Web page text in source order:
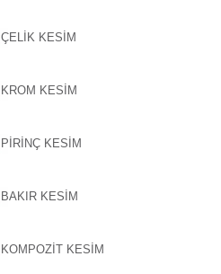
ÇELİK KESİM
KROM KESİM
PİRİNÇ KESİM
BAKIR KESİM
KOMPOZİT KESİM